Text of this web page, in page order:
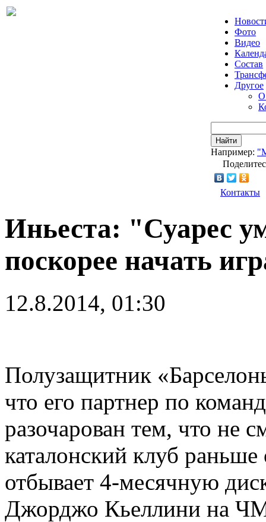
Фото
Видео
Состав
Другое
О
Найти
Например:
Контакты
Иньеста: "Суарес
поскорее начать
12.8.2014, 01:30
Полузащитник
что его партнер по
разочарован тем, что не
каталонский клуб
отбывает 4-месячную
Джорджо Кьеллини на